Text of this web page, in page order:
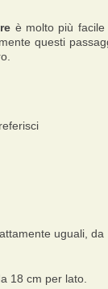
è molto più facile
questi
uguali, da
18 cm per lato.